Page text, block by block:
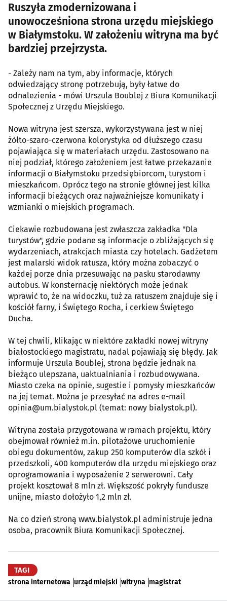
Ruszyła zmodernizowana i
unowocześniona strona urzędu miejskiego
w Białymstoku. W założeniu witryna ma być
bardziej przejrzysta.
- Zależy nam na tym, aby informacje, których
odwiedzający stronę potrzebują, były łatwe do
odnalezienia - mówi Urszula Boublej z Biura Komunikacji
Społecznej z Urzędu Miejskiego.
Nowa witryna jest szersza, wykorzystywana jest w niej
żółto-szaro-czerwona kolorystyka od dłuższego czasu
pojawiająca się w materiałach urzędu. Zastosowano na
niej podział, którego założeniem jest łatwe przekazanie
informacji o Białymstoku przedsiębiorcom, turystom i
mieszkańcom. Oprócz tego na stronie głównej jest kilka
informacji bieżących oraz najważniejsze komunikaty i
wzmianki o miejskich programach.
Ciekawie rozbudowana jest zwłaszcza zakładka "Dla
turystów", gdzie podane są informacje o zbliżających się
wydarzeniach, atrakcjach miasta czy hotelach. Gadżetem
jest malarski widok ratusza, który można zobaczyć o
każdej porze dnia przesuwając na pasku starodawny
autobus. W konsternację niektórych może jednak
wprawić to, że na widoczku, tuż za ratuszem znajduje się i
kościół farny, i Świętego Rocha, i cerkiew Świętego
Ducha.
W tej chwili, klikając w niektóre zakładki nowej witryny
białostockiego magistratu, nadal pojawiają się błędy. Jak
informuje Urszula Boublej, strona będzie jednak na
bieżąco ulepszana, uaktualniania i rozbudowywana.
Miasto czeka na opinie, sugestie i pomysły mieszkańców
na jej temat. Można je przesyłać na adres e-mail
opinia@um.bialystok.pl (temat: nowy bialystok.pl).
Witryna została przygotowana w ramach projektu, który
obejmował również m.in. pilotażowe uruchomienie
obiegu dokumentów, zakup 250 komputerów dla szkół i
przedszkoli, 400 komputerów dla urzędu miejskiego oraz
oprogramowania i wyposażenie 2 serwerowni. Cały
projekt kosztował 8 mln zł. Większość pokryły fundusze
unijne, miasto dołożyło 1,2 mln zł.
Na co dzień stroną www.bialystok.pl administruje jedna
osoba, pracownik Biura Komunikacji Społecznej.
TAGI
strona internetowa urząd miejski witryna magistrat